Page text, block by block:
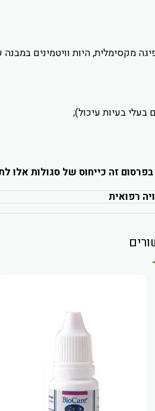
מקסימלית, היות וויטמינים
בעיות עיכול);
זה כייחוס של סגולות אלו
רפואית